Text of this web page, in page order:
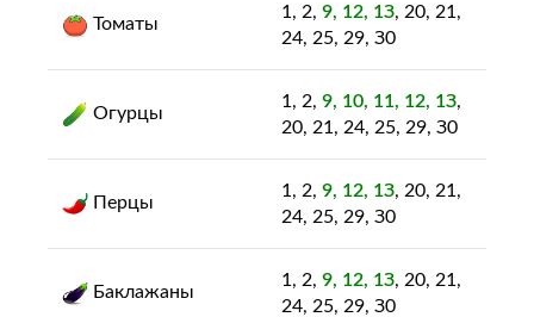
Томаты
1, 2, 9, 12, 1З, 20, 21,
24, 25, 29, З0
Огурцы
1, 2, 9, 10, 11, 12, 1З,
20, 21, 24, 25, 29, З0
Перцы
1, 2, 9, 12, 1З, 20, 21,
24, 25, 29, З0
Баклажаны
1, 2, 9, 12, 1З, 20, 21,
24, 25, 29, З0